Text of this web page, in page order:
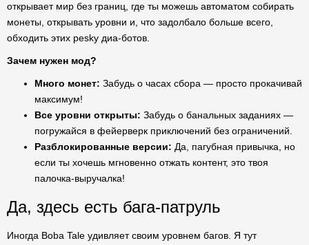
открывает мир без границ, где ты можешь автоматом собирать
монеты, открывать уровни и, что задолбало больше всего,
обходить этих pesky диа-ботов.
Зачем нужен мод?
Много монет: Забудь о часах сбора — просто прокачивай
максимум!
Все уровни открыты: Забудь о банальных заданиях —
погружайся в фейерверк приключений без ограничений.
Разблокированные версии: Да, пагубная привычка, но
если ты хочешь мгновенно отжать контент, это твоя
палочка-выручалка!
Да, здесь есть бага-патруль
Иногда Boba Tale удивляет своим уровнем багов. Я тут